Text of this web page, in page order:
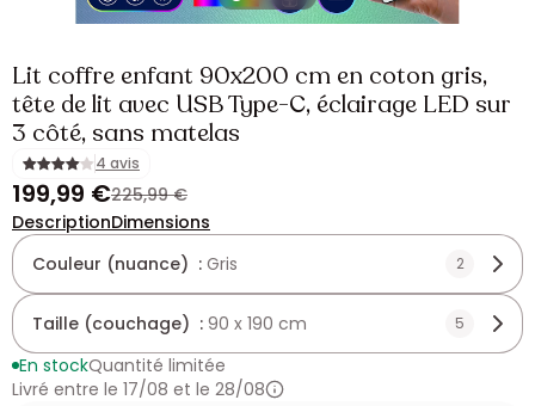
Lit coffre enfant 90x200 cm en coton gris,
tête de lit avec USB Type-C, éclairage LED sur
3 côté, sans matelas
4 avis
199,99 €225,99 €
DescriptionDimensions
Couleur (nuance) : Gris 2
Taille (couchage) : 90 x 190 cm 5
En stockQuantité limitée
Livré entre le 17/08 et le 28/08